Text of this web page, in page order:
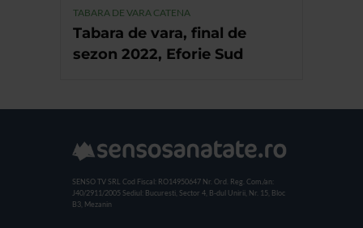
TABARA DE VARA CATENA
Tabara de vara, final de
sezon 2022, Eforie Sud
SENSO TV SRL Cod Fiscal: RO14950647 Nr. Ord. Reg. Com./an:
J40/2911/2005 Sediul: Bucuresti, Sector 4, B-dul Unirii, Nr. 15, Bloc
B3, Mezanin